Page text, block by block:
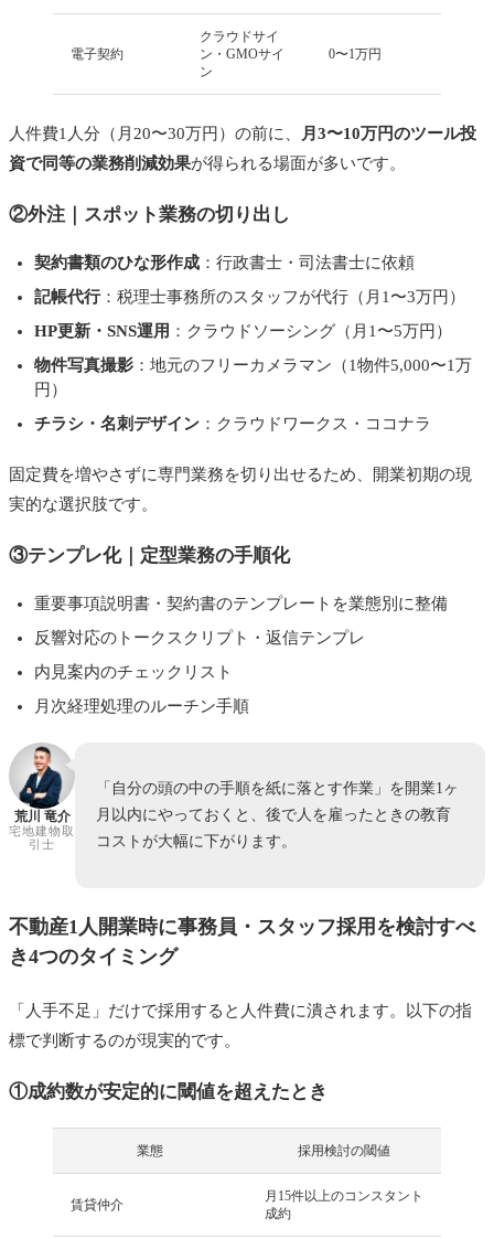
電子契約
クラウドサイ
ン・GMOサイ
ン
0〜1万円
人件費1人分（月20〜30万円）の前に、
月3〜10万円のツール投
資で同等の業務削減効果が得られる場面が多いです。
②外注｜スポット業務の切り出し
契約書類のひな形作成：行政書士・司法書士に依頼
記帳代行：税理士事務所のスタッフが代行（月1〜3万円）
HP更新・SNS運用 ：クラウドソーシング（月1〜5万円）
物件写真撮影：地元のフリーカメラマン（1物件5,000〜1万
円）
チラシ・名刺デザイン：クラウドワークス・ココナラ
固定費を増やさずに専門業務を切り出せるため、開業初期の現
実的な選択肢です。
③テンプレ化｜定型業務の手順化
重要事項説明書・契約書のテンプレートを業態別に整備
反響対応のトークスクリプト・返信テンプレ
内見案内のチェックリスト
月次経理処理のルーチン手順
荒川 竜介
宅地建物取
引士
「自分の頭の中の手順を紙に落とす作業」を開業1ヶ
月以内にやっておくと、後で人を雇ったときの教育
コストが大幅に下がります。
不動産1人開業時に事務員・スタッフ採用を検討すべ
き4つのタイミング
「人手不足」だけで採用すると人件費に潰されます。以下の指
標で判断するのが現実的です。
①成約数が安定的に閾値を超えたとき
業態 採用検討の閾値
賃貸仲介
月15件以上のコンスタント
成約